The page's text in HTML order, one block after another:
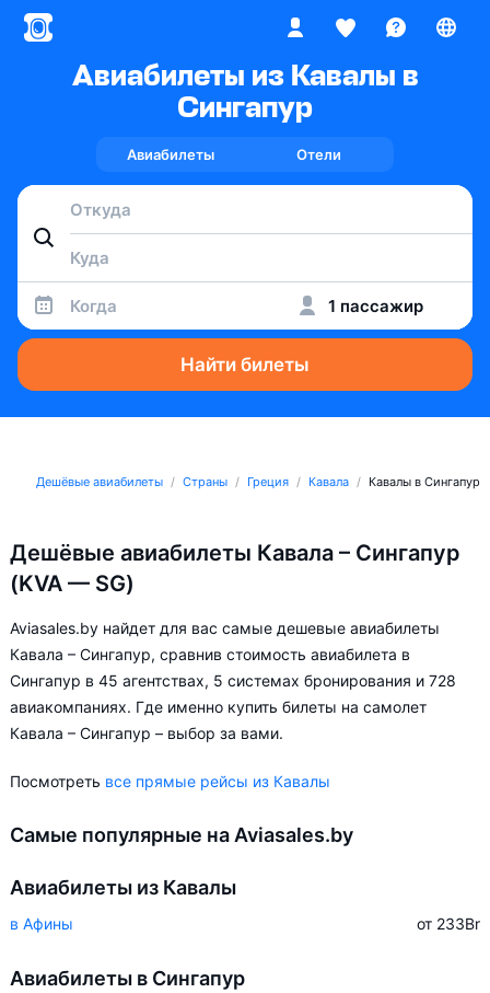
Авиабилеты из Кавалы в
Сингапур
Авиабилеты Отели
Когда 1 пассажир
Найти билеты
Дешёвые авиабилеты Страны Греция Кавала Кавалы в Сингапур
Дешёвые авиабилеты Кавала – Сингапур
(KVA — SG)
Aviasales.by найдет для вас самые дешевые авиабилеты
Кавала – Сингапур, сравнив стоимость авиабилета в
Сингапур в 45 агентствах, 5 системах бронирования и 728
авиакомпаниях. Где именно купить билеты на самолет
Кавала – Сингапур – выбор за вами.
Посмотреть все прямые рейсы из Кавалы
Самые популярные на Aviasales.by
Авиабилеты из Кавалы
в Афины от 233Br
Авиабилеты в Сингапур